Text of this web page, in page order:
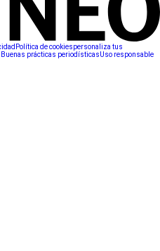
Política de cookiespersonaliza tus
Buenas prácticas periodísticasUso responsable